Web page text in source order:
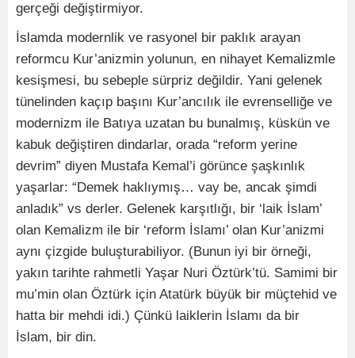
gerçeği değiştirmiyor.
İslamda modernlik ve rasyonel bir paklık arayan
reformcu Kur’anizmin yolunun, en nihayet Kemalizmle
kesişmesi, bu sebeple sürpriz değildir. Yani gelenek
tünelinden kaçıp başını Kur’ancılık ile evrenselliğe ve
modernizm ile Batıya uzatan bu bunalmış, küskün ve
kabuk değiştiren dindarlar, orada “reform yerine
devrim” diyen Mustafa Kemal’i görünce şaşkınlık
yaşarlar: “Demek haklıymış… vay be, ancak şimdi
anladık” vs derler. Gelenek karşıtlığı, bir ‘laik İslam’
olan Kemalizm ile bir ‘reform İslamı’ olan Kur’anizmi
aynı çizgide buluşturabiliyor. (Bunun iyi bir örneği,
yakın tarihte rahmetli Yaşar Nuri Öztürk’tü. Samimi bir
mu’min olan Öztürk için Atatürk büyük bir müçtehid ve
hatta bir mehdi idi.) Çünkü laiklerin İslamı da bir
İslam, bir din.